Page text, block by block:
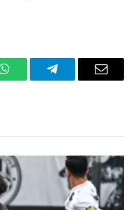
WhatsAppTelegramEmail